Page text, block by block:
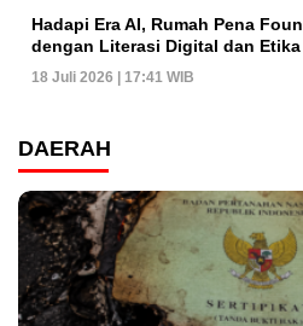
Hadapi Era AI, Rumah Pena
dengan Literasi Digital dan
18 Juli 2026 | 17:41 WIB
DAERAH